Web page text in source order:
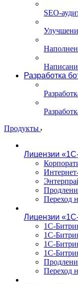
SEO-
Разработка
Продукты
Лицензии
Переход
Лицензии
1С-
1С-
1С-
1С-
Переход